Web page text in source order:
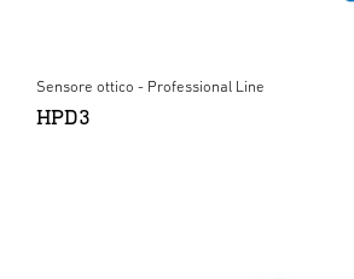
Sensore ottico - Professional Line
HPD3